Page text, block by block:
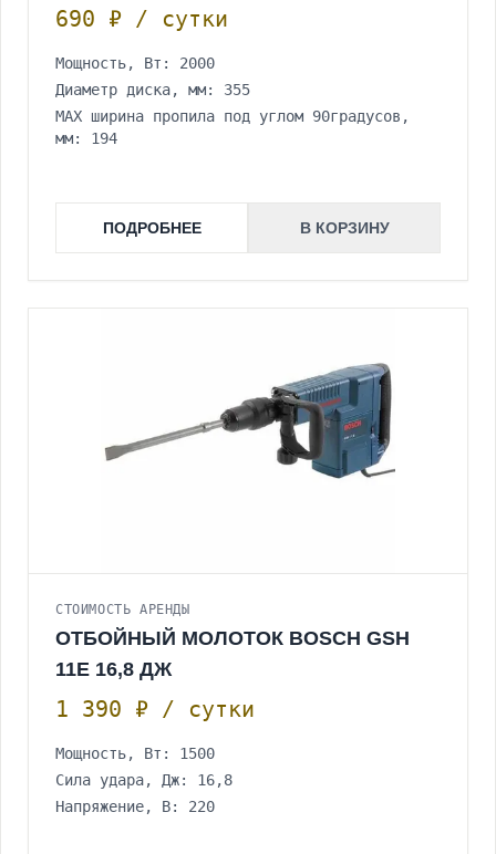
690 ₽ / сутки
Мощность, Вт: 2000
Диаметр диска, мм: 355
МАХ ширина пропила под углом 90градусов,
мм: 194
ПОДРОБНЕЕ В КОРЗИНУ
СТОИМОСТЬ АРЕНДЫ
ОТБОЙНЫЙ МОЛОТОК BOSCH GSH
11E 16,8 ДЖ
1 390 ₽ / сутки
Мощность, Вт: 1500
Сила удара, Дж: 16,8
Напряжение, В: 220